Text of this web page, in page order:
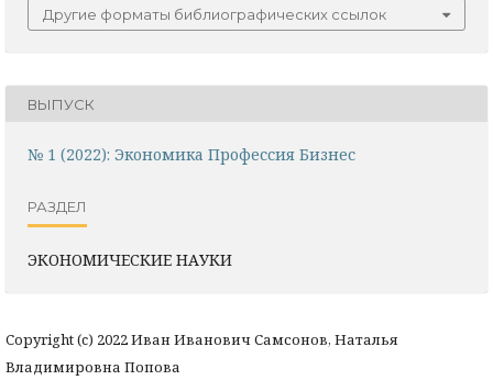
Другие форматы библиографических ссылок
ВЫПУСК
№ 1 (2022): Экономика Профессия Бизнес
РАЗДЕЛ
ЭКОНОМИЧЕСКИЕ НАУКИ
Copyright (c) 2022 Иван Иванович Самсонов, Наталья
Владимировна Попова